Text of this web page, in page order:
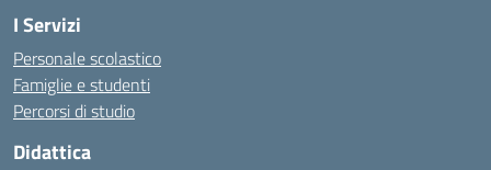
I Servizi
Personale scolastico
Famiglie e studenti
Percorsi di studio
Didattica